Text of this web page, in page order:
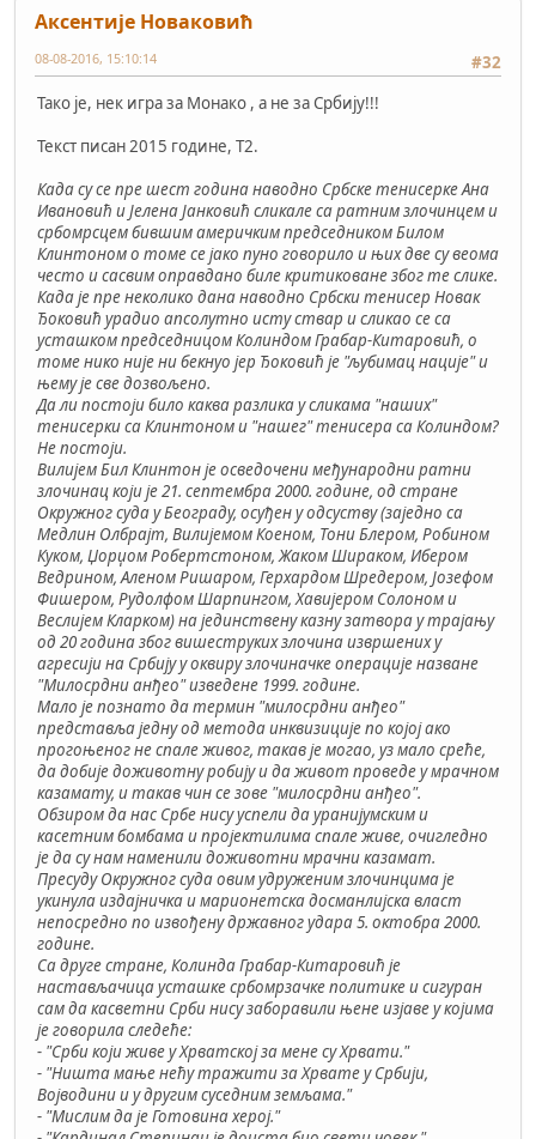
Аксентије Новаковић
#32
08-08-2016, 15:10:14
Тако је, нек игра за Монако , а не за Србију!!!
Текст писан 2015 године, Т2.
Када су се пре шест година наводно Србске тенисерке Ана
Ивановић и Јелена Јанковић сликале са ратним злочинцем и
србомрсцем бившим америчким председником Билом
Клинтоном о томе се јако пуно говорило и њих две су веома
често и сасвим оправдано биле критиковане због те слике.
Када је пре неколико дана наводно Србски тенисер Новак
Ђоковић урадио апсолутно исту ствар и сликао се са
усташком председницом Колиндом Грабар-Китаровић, о
томе нико није ни бекнуо јер Ђоковић је "љубимац нације" и
њему је све дозвољено.
Да ли постоји било каква разлика у сликама "наших"
тенисерки са Клинтоном и "нашег" тенисера са Колиндом?
Не постоји.
Вилијем Бил Клинтон је осведочени међународни ратни
злочинац који је 21. септембра 2000. године, од стране
Окружног суда у Београду, осуђен у одсуству (заједно са
Медлин Олбрајт, Вилијемом Коеном, Тони Блером, Робином
Куком, Џорџом Робертстоном, Жаком Шираком, Ибером
Ведрином, Аленом Ришаром, Герхардом Шредером, Јозефом
Фишером, Рудолфом Шарпингом, Хавијером Солоном и
Веслијем Кларком) на јединствену казну затвора у трајању
од 20 година због вишеструких злочина извршених у
агресији на Србију у оквиру злочиначке операције назване
"Милосрдни анђео" изведене 1999. године.
Мало је познато да термин "милосрдни анђео"
представља једну од метода инквизиције по којој ако
прогоњеног не спале живог, такав је могао, уз мало среће,
да добије доживотну робију и да живот проведе у мрачном
казамату, и такав чин се зове "милосрдни анђео".
Обзиром да нас Србе нису успели да уранијумским и
касетним бомбама и пројектилима спале живе, очигледно
је да су нам наменили доживотни мрачни казамат.
Пресуду Окружног суда овим удруженим злочинцима је
укинула издајничка и марионетска досманлијска власт
непосредно по извођену државног удара 5. октобра 2000.
године.
Са друге стране, Колинда Грабар-Китаровић је
настављачица усташке србомрзачке политике и сигуран
сам да касветни Срби нису заборавили њене изјаве у којима
је говорила следеће:
- "Срби који живе у Хрватској за мене су Хрвати."
- "Ништа мање нећу тражити за Хрвате у Србији,
Војводини и у другим суседним земљама."
- "Мислим да је Готовина херој."